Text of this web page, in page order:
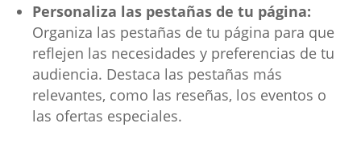
Personaliza las pestañas de tu página:
Organiza las pestañas de tu página para que
reflejen las necesidades y preferencias de tu
audiencia. Destaca las pestañas más
relevantes, como las reseñas, los eventos o
las ofertas especiales.